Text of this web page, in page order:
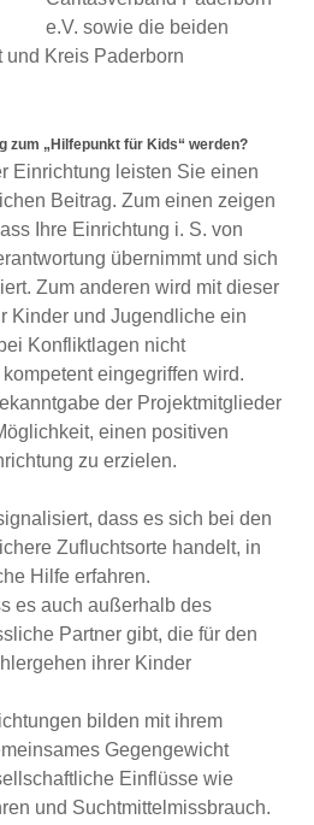
e.V. sowie die beiden
und Kreis Paderborn
zum „Hilfepunkt für Kids“ werden?
Einrichtung leisten Sie einen
Beitrag. Zum einen zeigen
Ihre Einrichtung i. S. von
übernimmt und sich
Zum anderen wird mit dieser
Kinder und Jugendliche ein
Konfliktlagen nicht
eingegriffen wird.
der Projektmitglieder
einen positiven
zu erzielen.
dass es sich bei den
Zufluchtsorte handelt, in
Hilfe erfahren.
es auch außerhalb des
Partner gibt, die für den
ihrer Kinder
bilden mit ihrem
Gegengewicht
Einflüsse wie
und Suchtmittelmissbrauch.